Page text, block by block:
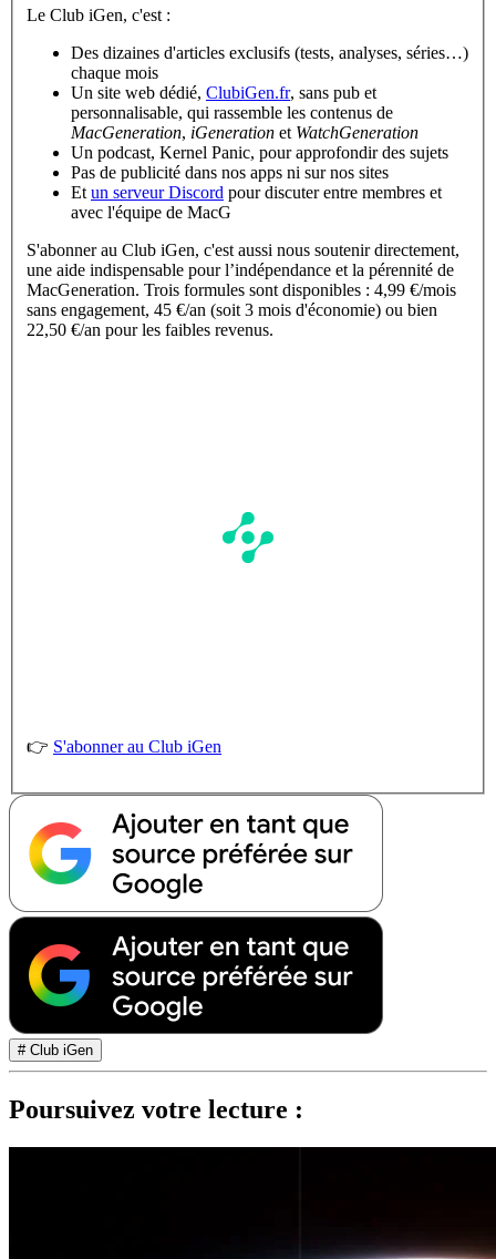
Le Club iGen, c'est :
Des dizaines d'articles exclusifs (tests, analyses, séries…)
chaque mois
Un site web dédié, ClubiGen.fr, sans pub et
personnalisable, qui rassemble les contenus de
MacGeneration, iGeneration et WatchGeneration
Un podcast, Kernel Panic, pour approfondir des sujets
Pas de publicité dans nos apps ni sur nos sites
Et un serveur Discord pour discuter entre membres et
avec l'équipe de MacG
S'abonner au Club iGen, c'est aussi nous soutenir directement,
une aide indispensable pour l’indépendance et la pérennité de
MacGeneration. Trois formules sont disponibles : 4,99 €/mois
sans engagement, 45 €/an (soit 3 mois d'économie) ou bien
22,50 €/an pour les faibles revenus.
👉 S'abonner au Club iGen
# Club iGen
Poursuivez votre lecture :